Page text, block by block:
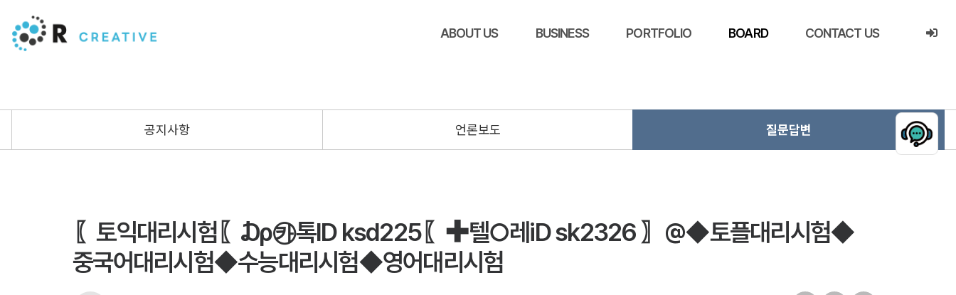
ABOUT US BUSINESS PORTFOLIO BOARD CONTACT US
공지사항 언론보도 질문답변
〖토익대리시험〖₯㉸톡ID ksd225〖✚텔○레iD sk2326 〗@◆토플대리시험◆
중국어대리시험◆수능대리시험◆영어대리시험